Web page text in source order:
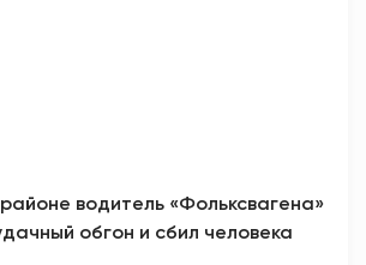
водитель «Фольксвагена»
обгон и сбил человека